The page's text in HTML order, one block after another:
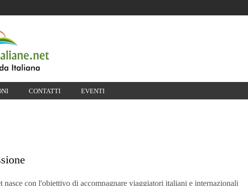
CONTATTI EVENTI
nasce con l'obiettivo di accompagnare viaggiatori italiani e internazionali